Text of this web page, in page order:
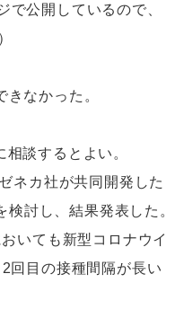
で公開しているので、
なかった。
談するとよい。
ネカ社が共同開発した
討し、結果発表した。
いても新型コロナウイ
回目の接種間隔が長い